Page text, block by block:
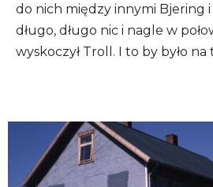
do nich między innymi Bjering
długo, długo nic i nagle w
wyskoczył Troll. I to by było na